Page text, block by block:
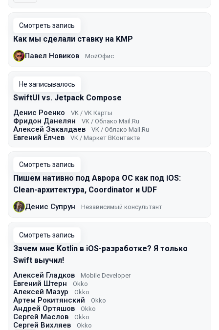
Смотреть запись
Как мы сделали ставку на KMP
Павел Новиков МойОфис
Не записывалось
SwiftUI vs. Jetpack Compose
Денис Роенко VK / VK Карты
Фридон Данелян VK / Облако Mail.Ru
Алексей Закалдаев VK / Облако Mail.Ru
Евгений Ёлчев VK / Маркет ВКонтакте
Смотреть запись
Пишем нативно под Аврора ОС как под iOS:
Clean-архитектура, Coordinator и UDF
Денис Супрун Независимый консультант
Смотреть запись
Зачем мне Kotlin в iOS-разработке? Я только
Swift выучил!
Алексей Гладков Mobile Developer
Евгений Штерн Okko
Алексей Мазур Okko
Артем Рокитянский Okko
Андрей Ортяшов Okko
Сергей Маслов Okko
Сергей Вихляев Оkko